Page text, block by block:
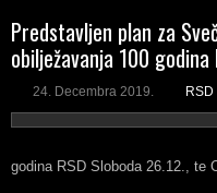
Predstavljen plan za
obilježavanja 100 godina
24. Decembra 2019.
godina RSD Sloboda 26.12., te